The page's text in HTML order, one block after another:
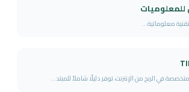
معلوماتية...
في الربح من الإنترنت، توفر دليلًا شاملاً للمبتد...